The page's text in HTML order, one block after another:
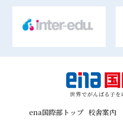
ena国際部トップ 校舎案内